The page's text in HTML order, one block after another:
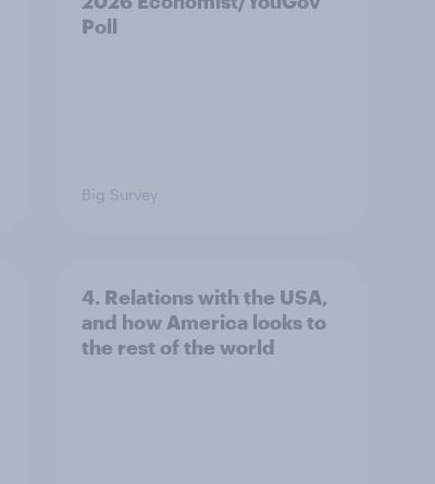
Poll
Big Survey
4. Relations with the USA,
and how America looks to
the rest of the world